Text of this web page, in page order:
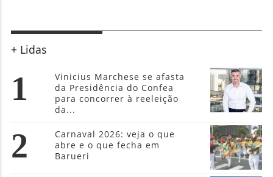
+ Lidas
1
Vinicius Marchese se afasta
da Presidência do Confea
para concorrer à reeleição
da...
2
Carnaval 2026: veja o que
abre e o que fecha em
Barueri